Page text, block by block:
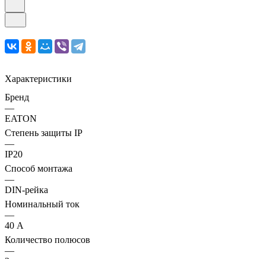
Характеристики
Бренд
—
EATON
Степень защиты IP
—
IP20
Способ монтажа
—
DIN-рейка
Номинальный ток
—
40 А
Количество полюсов
—